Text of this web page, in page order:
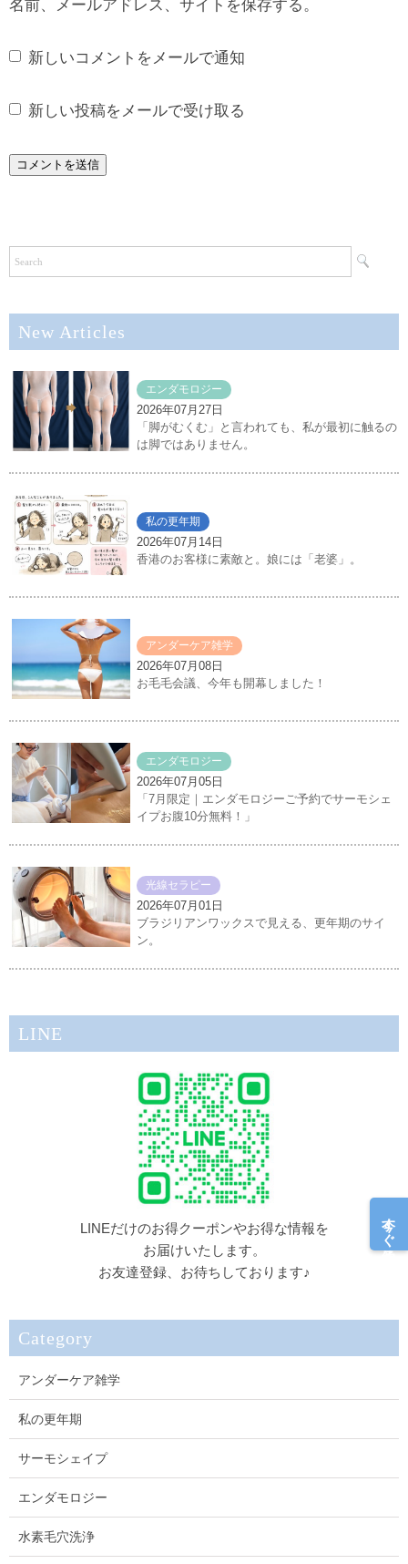
名前、メールアドレス、サイトを保存する。
新しいコメントをメールで通知
新しい投稿をメールで受け取る
New Articles
エンダモロジー
2026年07月27日
「脚がむくむ」と言われても、私が最初に触るの
は脚ではありません。
私の更年期
2026年07月14日
香港のお客様に素敵と。娘には「老婆」。
アンダーケア雑学
2026年07月08日
お毛毛会議、今年も開幕しました！
エンダモロジー
2026年07月05日
「7月限定｜エンダモロジーご予約でサーモシェ
イプお腹10分無料！」
光線セラピー
2026年07月01日
ブラジリアンワックスで見える、更年期のサイ
ン。
LINE
LINEだけのお得クーポンやお得な情報を
お届けいたします。
お友達登録、お待ちしております♪
Category
アンダーケア雑学
私の更年期
サーモシェイプ
エンダモロジー
水素毛穴洗浄
今すぐ予約